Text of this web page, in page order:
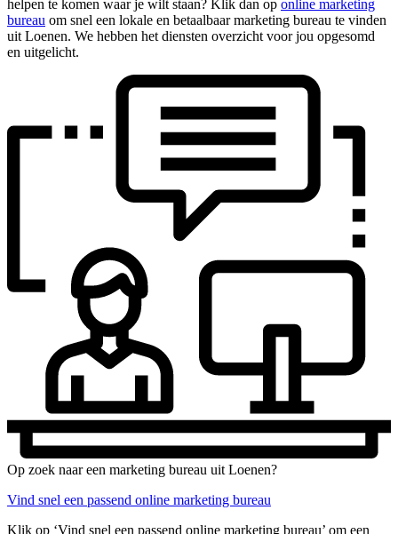
helpen te komen waar je wilt staan? Klik dan op online marketing
bureau om snel een lokale en betaalbaar marketing bureau te vinden
uit Loenen. We hebben het diensten overzicht voor jou opgesomd
en uitgelicht.
Op zoek naar een marketing bureau uit Loenen?
Vind snel een passend online marketing bureau
Klik op ‘Vind snel een passend online marketing bureau’ om een